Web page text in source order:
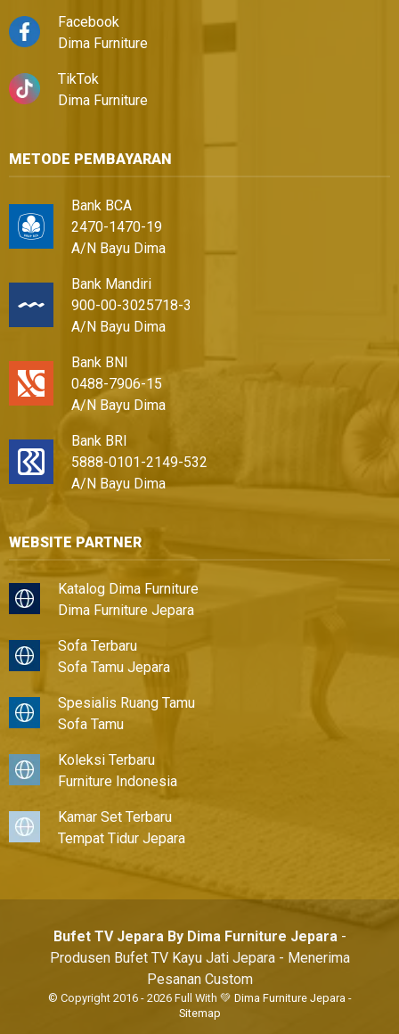
Facebook
Dima Furniture
TikTok
Dima Furniture
METODE PEMBAYARAN
Bank BCA
2470-1470-19
A/N Bayu Dima
Bank Mandiri
900-00-3025718-3
A/N Bayu Dima
Bank BNI
0488-7906-15
A/N Bayu Dima
Bank BRI
5888-0101-2149-532
A/N Bayu Dima
WEBSITE PARTNER
Katalog Dima Furniture
Dima Furniture Jepara
Sofa Terbaru
Sofa Tamu Jepara
Spesialis Ruang Tamu
Sofa Tamu
Koleksi Terbaru
Furniture Indonesia
Kamar Set Terbaru
Tempat Tidur Jepara
Bufet TV Jepara By Dima Furniture Jepara-
Produsen Bufet TV Kayu Jati Jepara - Menerima
Pesanan Custom
© Copyright 2016 - 2026 Full With 💚 Dima Furniture Jepara-
Sitemap